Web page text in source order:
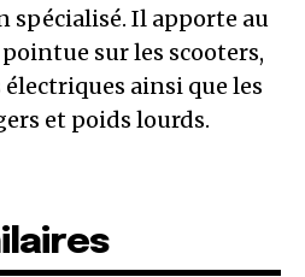
spécialisé. Il apporte au
sur les scooters,
ainsi que les
et poids lourds.